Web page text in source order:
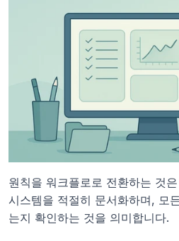
원칙을 워크플로로 전환하는 것
시스템을 적절히 문서화하며, 모
는지 확인하는 것을 의미합니다.